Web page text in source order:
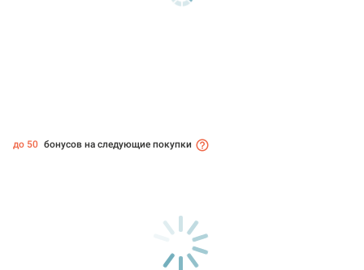
до 50 бонусов на следующие покупки